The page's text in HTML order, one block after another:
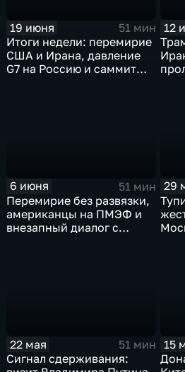
19 июня
51 мин
Итоги недели: перемирие
США и Ирана, давление
G7 на Россию и саммит
12
6 июня
51 мин
Перемирие без развязки,
американцы на ПМЭФ и
внезапный диалог с
29
22 мая
51 мин
Сигнал сдерживания:
15